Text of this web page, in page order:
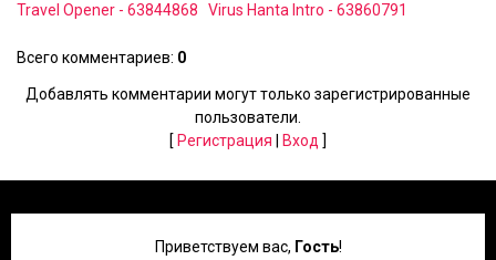
Travel Opener - 63844868 Virus Hanta Intro - 63860791
Всего комментариев: 0
Добавлять комментарии могут только зарегистрированные
пользователи.
[ Регистрация Вход ]
Приветствуем вас, Гость!